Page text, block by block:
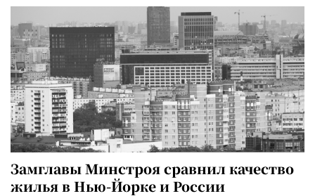
Замглавы Минстроя сравнил качество
жилья в Нью-Йорке и России